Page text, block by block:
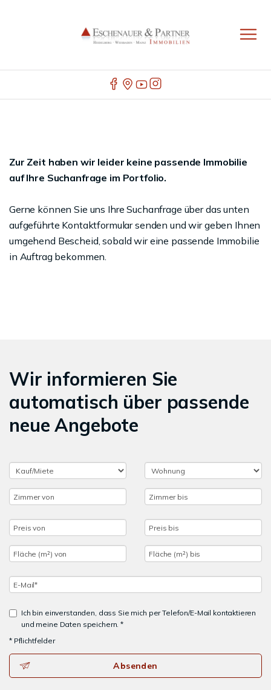
Zur Zeit haben wir leider keine passende Immobilie
auf Ihre Suchanfrage im Portfolio.
Gerne können Sie uns Ihre Suchanfrage über das unten
aufgeführte Kontaktformular senden und wir geben Ihnen
umgehend Bescheid, sobald wir eine passende Immobilie
in Auftrag bekommen.
Wir informieren Sie
automatisch über passende
neue Angebote
Ich bin einverstanden, dass Sie mich per Telefon/E-Mail kontaktieren
und meine Daten speichern. *
* Pflichtfelder
Absenden